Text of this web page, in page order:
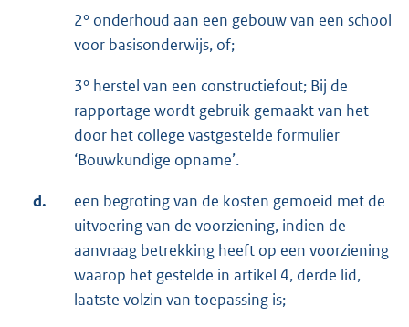
2° onderhoud aan een gebouw van een school
voor basisonderwijs, of;
3° herstel van een constructiefout; Bij de
rapportage wordt gebruik gemaakt van het
door het college vastgestelde formulier
‘Bouwkundige opname’.
d.
een begroting van de kosten gemoeid met de
uitvoering van de voorziening, indien de
aanvraag betrekking heeft op een voorziening
waarop het gestelde in artikel 4, derde lid,
laatste volzin van toepassing is;